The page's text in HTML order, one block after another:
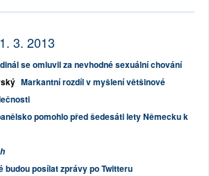
3. 2013
se omluvil za nevhodné sexuální chování
Markantní rozdíl v myšlení většinové
pomohlo před šedesáti lety Německu k
budou posílat zprávy po Twitteru